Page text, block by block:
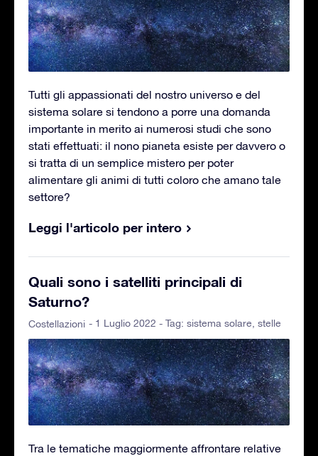
Tutti gli appassionati del nostro universo e del
sistema solare si tendono a porre una domanda
importante in merito ai numerosi studi che sono
stati effettuati: il nono pianeta esiste per davvero o
si tratta di un semplice mistero per poter
alimentare gli animi di tutti coloro che amano tale
settore?
Leggi l'articolo per intero
Quali sono i satelliti principali di
Saturno?
Costellazioni - 1 Luglio 2022 - Tag: sistema solare, stelle
Tra le tematiche maggiormente affrontare relative